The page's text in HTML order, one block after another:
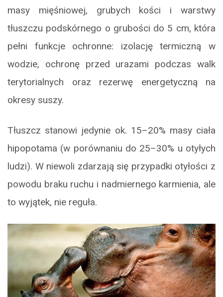
masy mięśniowej, grubych kości i warstwy
tłuszczu podskórnego o grubości do 5 cm, która
pełni funkcje ochronne: izolację termiczną w
wodzie, ochronę przed urazami podczas walk
terytorialnych oraz rezerwę energetyczną na
okresy suszy.
Tłuszcz stanowi jedynie ok. 15–20% masy ciała
hipopotama (w porównaniu do 25–30% u otyłych
ludzi). W niewoli zdarzają się przypadki otyłości z
powodu braku ruchu i nadmiernego karmienia, ale
to wyjątek, nie reguła.